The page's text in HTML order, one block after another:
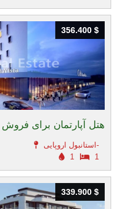
هتل آپارتمان برای
استانبول اروپایی-
1
1
356.400 $
356.400 $
339.900 $
339.900 $